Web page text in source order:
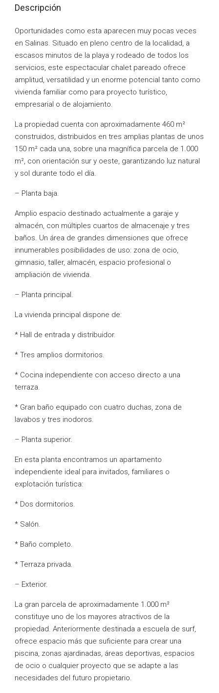
Descripción
Oportunidades como esta aparecen muy pocas veces
en Salinas. Situado en pleno centro de la localidad, a
escasos minutos de la playa y rodeado de todos los
servicios, este espectacular chalet pareado ofrece
amplitud, versatilidad y un enorme potencial tanto como
vivienda familiar como para proyecto turístico,
empresarial o de alojamiento.
La propiedad cuenta con aproximadamente 460 m²
construidos, distribuidos en tres amplias plantas de unos
150 m² cada una, sobre una magnífica parcela de 1.000
m², con orientación sur y oeste, garantizando luz natural
y sol durante todo el día.
– Planta baja.
Amplio espacio destinado actualmente a garaje y
almacén, con múltiples cuartos de almacenaje y tres
baños. Un área de grandes dimensiones que ofrece
innumerables posibilidades de uso: zona de ocio,
gimnasio, taller, almacén, espacio profesional o
ampliación de vivienda.
– Planta principal.
La vivienda principal dispone de:
* Hall de entrada y distribuidor.
* Tres amplios dormitorios.
* Cocina independiente con acceso directo a una
terraza.
* Gran baño equipado con cuatro duchas, zona de
lavabos y tres inodoros.
– Planta superior.
En esta planta encontramos un apartamento
independiente ideal para invitados, familiares o
explotación turística:
* Dos dormitorios.
* Salón.
* Baño completo.
* Terraza privada.
– Exterior.
La gran parcela de aproximadamente 1.000 m²
constituye uno de los mayores atractivos de la
propiedad. Anteriormente destinada a escuela de surf,
ofrece espacio más que suficiente para crear una
piscina, zonas ajardinadas, áreas deportivas, espacios
de ocio o cualquier proyecto que se adapte a las
necesidades del futuro propietario.